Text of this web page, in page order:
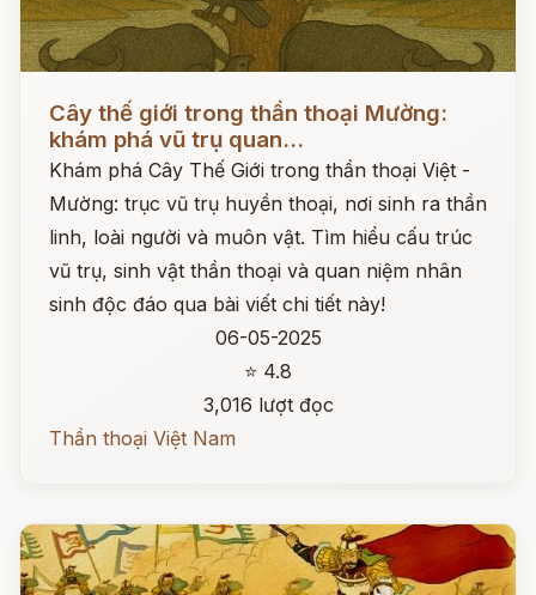
Cây thế giới trong thần thoại Mường:
khám phá vũ trụ quan...
Khám phá Cây Thế Giới trong thần thoại Việt -
Mường: trục vũ trụ huyền thoại, nơi sinh ra thần
linh, loài người và muôn vật. Tìm hiểu cấu trúc
vũ trụ, sinh vật thần thoại và quan niệm nhân
sinh độc đáo qua bài viết chi tiết này!
06-05-2025
⭐ 4.8
3,016 lượt đọc
Thần thoại Việt Nam